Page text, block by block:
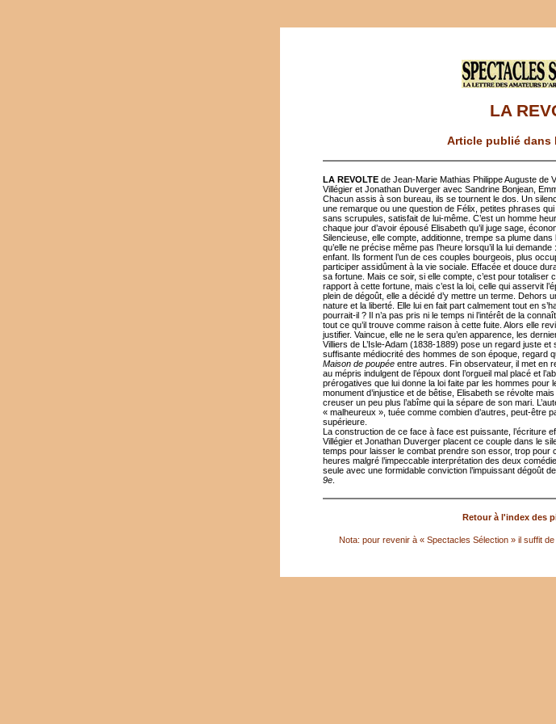
LA
Article publié dans
LA REVOLTE de Jean-Marie Mathias Philippe Auguste de
Villégier et Jonathan Duverger avec Sandrine Bonjean,
Chacun assis à son bureau, ils se tournent le dos. Un
une remarque ou une question de Félix, petites phrases
sans scrupules, satisfait de lui-même. C’est un homme
chaque jour d’avoir épousé Elisabeth qu’il juge sage,
Silencieuse, elle compte, additionne, trempe sa plume
qu’elle ne précise même pas l’heure lorsqu’il la lui
enfant. Ils forment l’un de ces couples bourgeois, plus
participer assidûment à la vie sociale. Effacée et douce
sa fortune. Mais ce soir, si elle compte, c’est pour totaliser
rapport à cette fortune, mais c’est la loi, celle qui asservit
plein de dégoût, elle a décidé d’y mettre un terme. Dehors
nature et la liberté. Elle lui en fait part calmement tout en
pourrait-il ? Il n’a pas pris ni le temps ni l’intérêt de la
tout ce qu’il trouve comme raison à cette fuite. Alors elle
justifier. Vaincue, elle ne le sera qu’en apparence, les
Villiers de L’Isle-Adam (1838-1889) pose un regard juste
suffisante médiocrité des hommes de son époque, regard
Maison de poupée entre autres. Fin observateur, il met en
au mépris indulgent de l’époux dont l’orgueil mal placé et
prérogatives que lui donne la loi faite par les hommes
monument d’injustice et de bêtise, Elisabeth se révolte
creuser un peu plus l’abîme qui la sépare de son mari.
« malheureux », tuée comme combien d’autres, peut-être
supérieure.
La construction de ce face à face est puissante, l’écriture
Villégier et Jonathan Duverger placent ce couple dans le
temps pour laisser le combat prendre son essor, trop
heures malgré l’impeccable interprétation des deux
seule avec une formidable conviction l’impuissant dégoût
9e
Retour à l'index des
Nota: pour revenir à « Spectacles Sélection » il suffit